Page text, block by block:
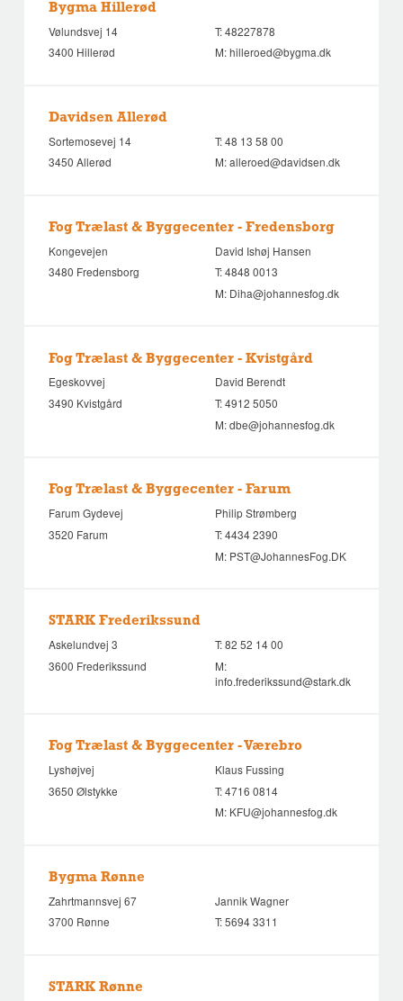
Bygma Hillerød
Vølundsvej 14
3400 Hillerød
T:48227878
M:hilleroed@bygma.dk
Davidsen Allerød
Sortemosevej 14
3450 Allerød
T:48 13 58 00
M:alleroed@davidsen.dk
Fog Trælast & Byggecenter - Fredensborg
Kongevejen
3480 Fredensborg
David Ishøj Hansen
T:4848 0013
M: Diha@johannesfog.dk
Fog Trælast & Byggecenter - Kvistgård
Egeskovvej
3490 Kvistgård
David Berendt
T:4912 5050
M:dbe@johannesfog.dk
Fog Trælast & Byggecenter - Farum
Farum Gydevej
3520 Farum
Philip Strømberg
T:4434 2390
M: PST@JohannesFog.DK
STARK Frederikssund
Askelundvej 3
3600 Frederikssund
T:82 52 14 00
M:
info.frederikssund@stark.dk
Fog Trælast & Byggecenter - Værebro
Lyshøjvej
3650 Ølstykke
Klaus Fussing
T:4716 0814
M: KFU@johannesfog.dk
Bygma Rønne
Zahrtmannsvej 67
3700 Rønne
Jannik Wagner
T:5694 3311
STARK Rønne